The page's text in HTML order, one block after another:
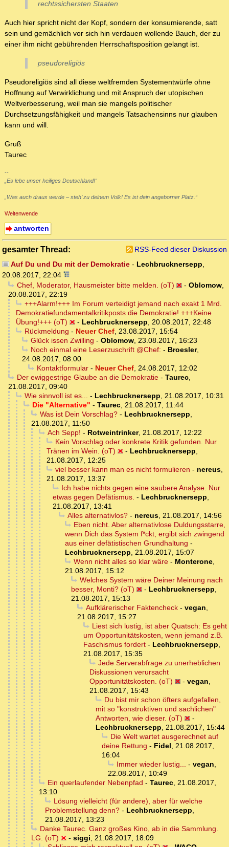
rechtssichersten Staaten
Auch hier spricht nicht der Kopf, sondern der konsumierende, satt
sein und gemächlich vor sich hin verdauen wollende Bauch, der zu
einer ihm nicht gebührenden Herrschaftsposition gelangt ist.
pseudoreligiös
Pseudoreligiös sind all diese weltfremden Systementwürfe ohne
Hoffnung auf Verwirklichung und mit Anspruch der utopischen
Weltverbesserung, weil man sie mangels politischer
Durchsetzungsfähigkeit und mangels Tatsachensinns nur glauben
kann und will.
Gruß
Taurec
--
„Es lebe unser heiliges Deutschland!“
„Was auch draus werde – steh’ zu deinem Volk! Es ist dein angeborner Platz.“
Weltenwende
antworten
gesamter Thread:
RSS-Feed dieser Diskussion
Auf Du und Du mit der Demokratie- Lechbrucknersepp,
20.08.2017, 22:04
Chef, Moderator, Hausmeister bitte melden. (oT)
- Oblomow,
20.08.2017, 22:19
+++Alarm!+++ Im Forum verteidigt jemand nach exakt 1 Mrd.
Demokratiefundamentalkritikposts die Demokratie! +++Keine
Übung!+++ (oT)
- Lechbrucknersepp, 20.08.2017, 22:48
Rückmeldung - Neuer Chef, 23.08.2017, 15:54
Glück issen Zwilling - Oblomow, 23.08.2017, 16:23
Noch einmal eine Leserzuschrift @Chef: - Broesler,
24.08.2017, 08:00
Kontaktformular- Neuer Chef, 24.08.2017, 12:02
Der ewiggestrige Glaube an die Demokratie- Taurec,
21.08.2017, 09:40
Wie sinnvoll ist es... - Lechbrucknersepp, 21.08.2017, 10:31
Die "Alternative" - Taurec, 21.08.2017, 11:44
Was ist Dein Vorschlag?- Lechbrucknersepp,
21.08.2017, 11:50
Ach Sepp! - Rotweintrinker, 21.08.2017, 12:22
Kein Vorschlag oder konkrete Kritik gefunden. Nur
Tränen im Wein. (oT)
- Lechbrucknersepp,
21.08.2017, 12:25
viel besser kann man es nicht formulieren - nereus,
21.08.2017, 13:37
Ich habe nichts gegen eine saubere Analyse. Nur
etwas gegen Defätismus. - Lechbrucknersepp,
21.08.2017, 13:41
Alles alternativlos?- nereus, 21.08.2017, 14:56
Eben nicht. Aber alternativlose Duldungsstarre,
wenn Dich das System f*ckt, ergibt sich zwingend
aus einer defätistischen Grundhaltung -
Lechbrucknersepp, 21.08.2017, 15:07
Wenn nicht alles so klar wäre- Monterone,
21.08.2017, 15:12
Welches System wäre Deiner Meinung nach
besser, Monti? (oT)
- Lechbrucknersepp,
21.08.2017, 15:13
Aufklärerischer Faktencheck- vegan,
21.08.2017, 15:27
Liest sich lustig, ist aber Quatsch: Es geht
um Opportunitätskosten, wenn jemand z.B.
Faschismus fordert - Lechbrucknersepp,
21.08.2017, 15:35
Jede Serverabfrage zu unerheblichen
Diskussionen verursacht
Opportunitätskosten. (oT)
- vegan,
21.08.2017, 15:43
Du bist mir schon öfters aufgefallen,
mit so "konstruktiven und sachlichen"
Antworten, wie dieser. (oT)
-
Lechbrucknersepp, 21.08.2017, 15:44
Die Welt wartet ausgerechnet auf
deine Rettung - Fidel, 21.08.2017,
16:04
Immer wieder lustig... - vegan,
22.08.2017, 10:49
Ein querlaufender Nebenpfad - Taurec, 21.08.2017,
13:10
Lösung vielleicht (für andere), aber für welche
Problemstellung denn? - Lechbrucknersepp,
21.08.2017, 13:23
Danke Taurec. Ganz großes Kino, ab in die Sammlung.
LG. (oT)
- siggi, 21.08.2017, 18:09